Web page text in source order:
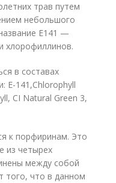
трав путем
небольшого
Е141 —
хлорофиллинов.
в составах
Е-141,Chlorophyll
CI Natural Green 3,
к порфиринам. Это
из четырех
между собой
того, что в данном